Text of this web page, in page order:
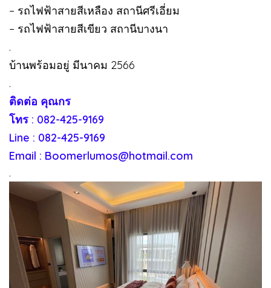
– รถไฟฟ้าสายสีเหลือง สถานีศรีเอี่ยม
– รถไฟฟ้าสายสีเขียว สถานีบางนา
.
บ้านพร้อมอยู่ มีนาคม 2566
.
ติดต่อ คุณกร
โทร : 082-425-9169
Line : 082-425-9169
Email : Boomerlumos@hotmail.com
.